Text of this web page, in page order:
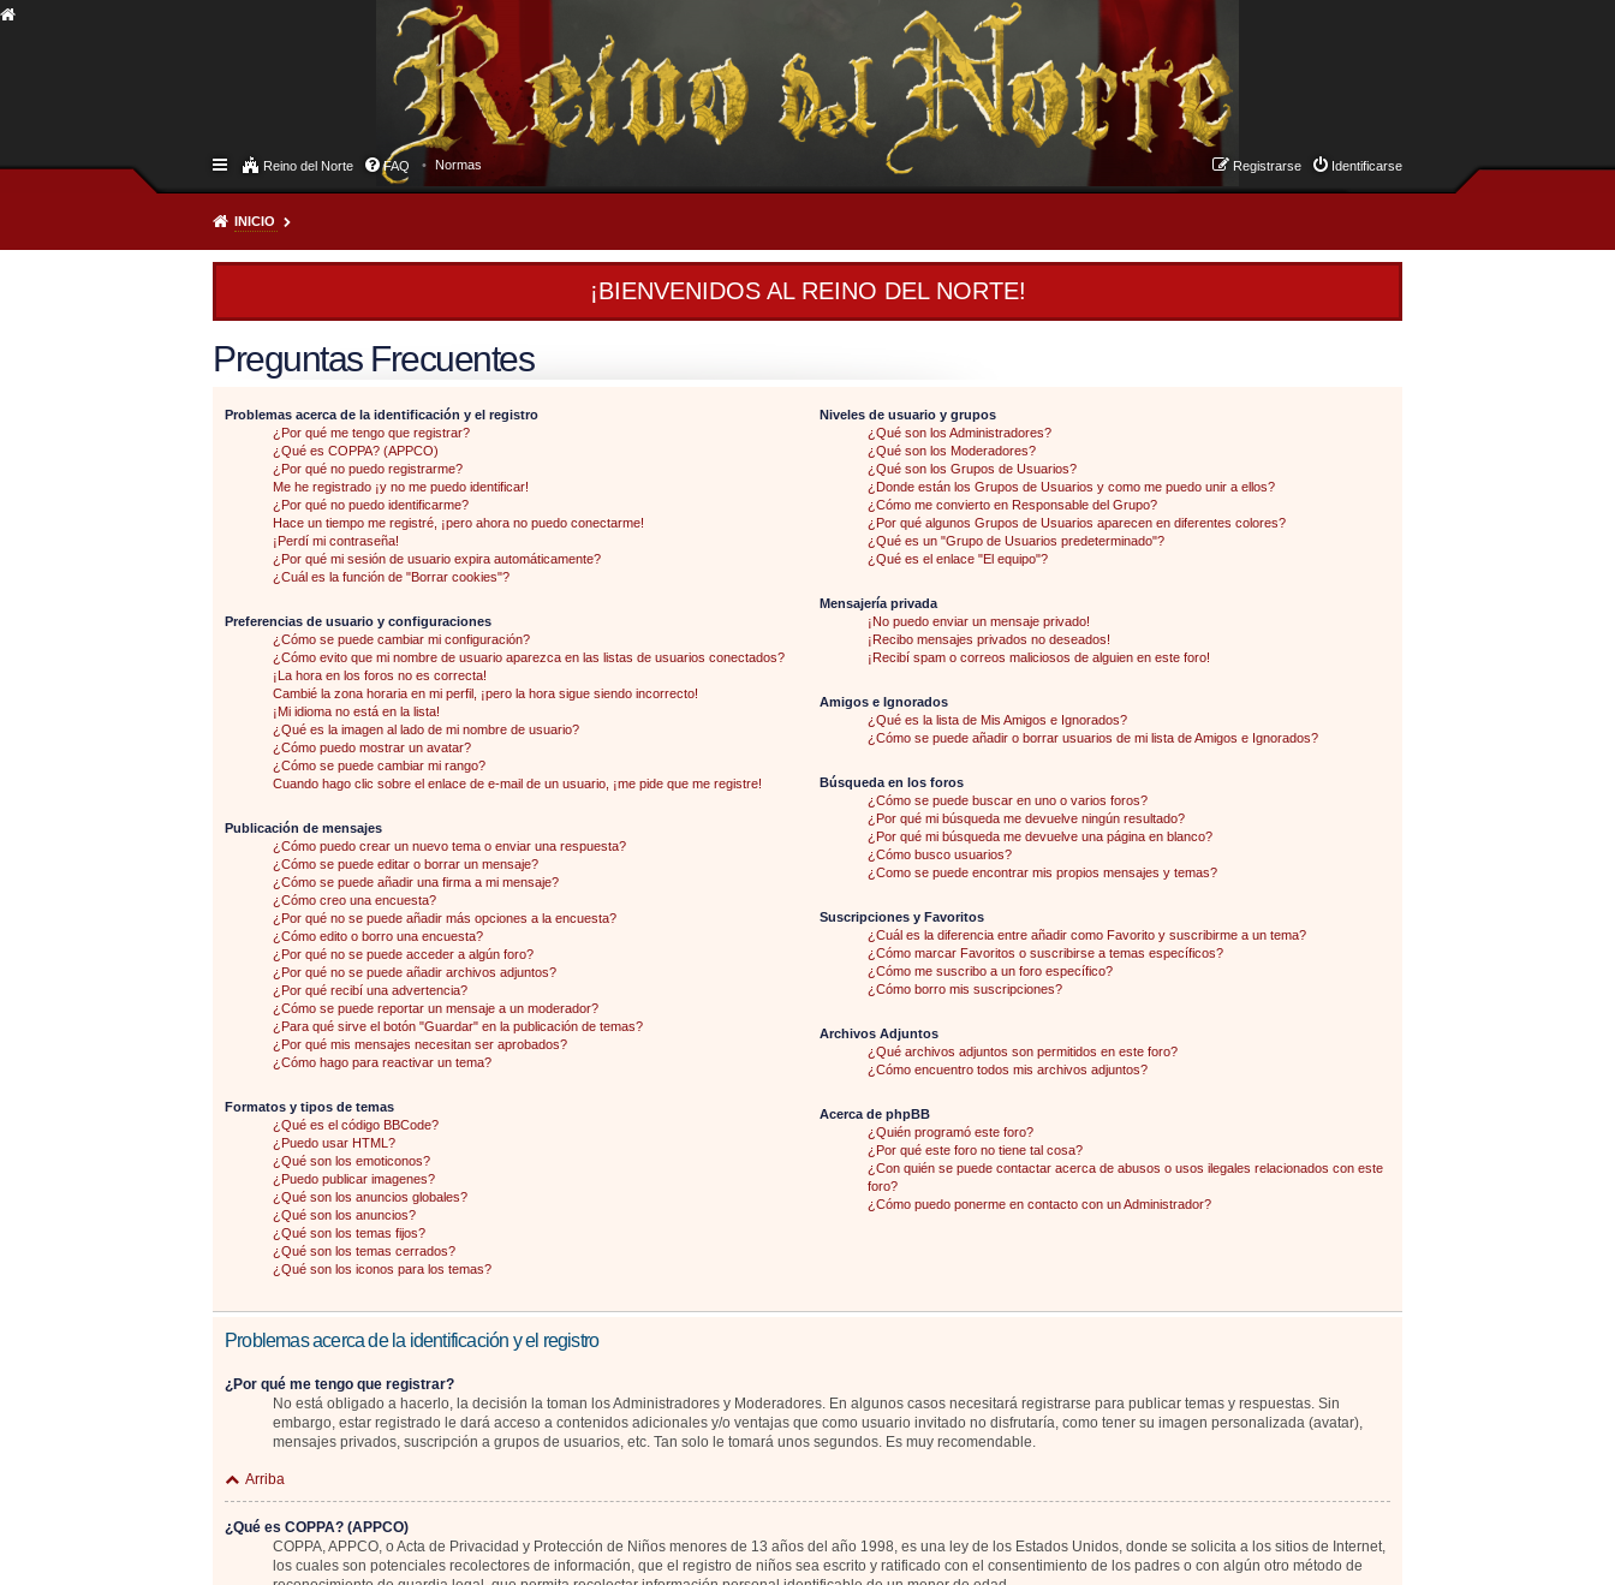
Reino del Norte FAQ Normas Identificarse
Registrarse
INICIO
¡BIENVENIDOS AL REINO DEL NORTE!
Preguntas Frecuentes
Problemas acerca de la identificación y el registro
¿Por qué me tengo que registrar?
¿Qué es COPPA? (APPCO)
¿Por qué no puedo registrarme?
Me he registrado ¡y no me puedo identificar!
¿Por qué no puedo identificarme?
Hace un tiempo me registré, ¡pero ahora no puedo conectarme!
¡Perdí mi contraseña!
¿Por qué mi sesión de usuario expira automáticamente?
¿Cuál es la función de "Borrar cookies"?
Preferencias de usuario y configuraciones
¿Cómo se puede cambiar mi configuración?
¿Cómo evito que mi nombre de usuario aparezca en las listas de usuarios conectados?
¡La hora en los foros no es correcta!
Cambié la zona horaria en mi perfil, ¡pero la hora sigue siendo incorrecto!
¡Mi idioma no está en la lista!
¿Qué es la imagen al lado de mi nombre de usuario?
¿Cómo puedo mostrar un avatar?
¿Cómo se puede cambiar mi rango?
Cuando hago clic sobre el enlace de e-mail de un usuario, ¡me pide que me registre!
Publicación de mensajes
¿Cómo puedo crear un nuevo tema o enviar una respuesta?
¿Cómo se puede editar o borrar un mensaje?
¿Cómo se puede añadir una firma a mi mensaje?
¿Cómo creo una encuesta?
¿Por qué no se puede añadir más opciones a la encuesta?
¿Cómo edito o borro una encuesta?
¿Por qué no se puede acceder a algún foro?
¿Por qué no se puede añadir archivos adjuntos?
¿Por qué recibí una advertencia?
¿Cómo se puede reportar un mensaje a un moderador?
¿Para qué sirve el botón "Guardar" en la publicación de temas?
¿Por qué mis mensajes necesitan ser aprobados?
¿Cómo hago para reactivar un tema?
Formatos y tipos de temas
¿Qué es el código BBCode?
¿Puedo usar HTML?
¿Qué son los emoticonos?
¿Puedo publicar imagenes?
¿Qué son los anuncios globales?
¿Qué son los anuncios?
¿Qué son los temas fijos?
¿Qué son los temas cerrados?
¿Qué son los iconos para los temas?
Niveles de usuario y grupos
¿Qué son los Administradores?
¿Qué son los Moderadores?
¿Qué son los Grupos de Usuarios?
¿Donde están los Grupos de Usuarios y como me puedo unir a ellos?
¿Cómo me convierto en Responsable del Grupo?
¿Por qué algunos Grupos de Usuarios aparecen en diferentes colores?
¿Qué es un "Grupo de Usuarios predeterminado"?
¿Qué es el enlace "El equipo"?
Mensajería privada
¡No puedo enviar un mensaje privado!
¡Recibo mensajes privados no deseados!
¡Recibí spam o correos maliciosos de alguien en este foro!
Amigos e Ignorados
¿Qué es la lista de Mis Amigos e Ignorados?
¿Cómo se puede añadir o borrar usuarios de mi lista de Amigos e Ignorados?
Búsqueda en los foros
¿Cómo se puede buscar en uno o varios foros?
¿Por qué mi búsqueda me devuelve ningún resultado?
¿Por qué mi búsqueda me devuelve una página en blanco?
¿Cómo busco usuarios?
¿Como se puede encontrar mis propios mensajes y temas?
Suscripciones y Favoritos
¿Cuál es la diferencia entre añadir como Favorito y suscribirme a un tema?
¿Cómo marcar Favoritos o suscribirse a temas específicos?
¿Cómo me suscribo a un foro específico?
¿Cómo borro mis suscripciones?
Archivos Adjuntos
¿Qué archivos adjuntos son permitidos en este foro?
¿Cómo encuentro todos mis archivos adjuntos?
Acerca de phpBB
¿Quién programó este foro?
¿Por qué este foro no tiene tal cosa?
¿Con quién se puede contactar acerca de abusos o usos ilegales relacionados con este
foro?
¿Cómo puedo ponerme en contacto con un Administrador?
Problemas acerca de la identificación y el registro
¿Por qué me tengo que registrar?
No está obligado a hacerlo, la decisión la toman los Administradores y Moderadores. En algunos casos necesitará registrarse para publicar temas y respuestas. Sin
embargo, estar registrado le dará acceso a contenidos adicionales y/o ventajas que como usuario invitado no disfrutaría, como tener su imagen personalizada (avatar),
mensajes privados, suscripción a grupos de usuarios, etc. Tan solo le tomará unos segundos. Es muy recomendable.
Arriba
¿Qué es COPPA? (APPCO)
COPPA, APPCO, o Acta de Privacidad y Protección de Niños menores de 13 años del año 1998, es una ley de los Estados Unidos, donde se solicita a los sitios de Internet,
los cuales son potenciales recolectores de información, que el registro de niños sea escrito y ratificado con el consentimiento de los padres o con algún otro método de